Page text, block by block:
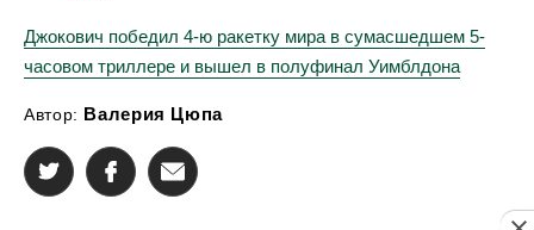
Джокович победил 4-ю ракетку мира в сумасшедшем 5-
часовом триллере и вышел в полуфинал Уимблдона
Автор: Валерия Цюпа